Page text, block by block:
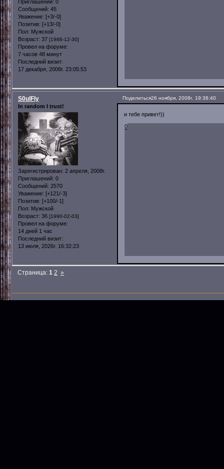
Приглашений: 0
Сообщений: 45
Уважение: [+3/-0]
Позитив: [+13/-0]
Пол: Мужской
Возраст: 37 [1988-12-30]
Провел на форуме:
7 часов 48 минут
Последний визит:
17 декабря, 2008г. 23:05:53
Поделиться26 ноября, 2008г. 19:38:40
S0ulFly
In random I trust!
Зарегистрирован: 2 апреля, 2008г.
Приглашений: 0
Сообщений: 2570
Уважение: [+121/-3]
Позитив: [+100/-1]
Пол: Мужской
Возраст: 36 [1990-02-03]
Провел на форуме:
14 дней 1 час
Последний визит:
13 июля, 2026г. 16:32:23
и тебе привет!))
0
Страница:1 2 »